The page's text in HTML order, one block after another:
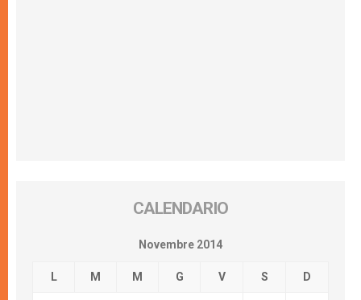
CALENDARIO
Novembre 2014
L M M G V S D